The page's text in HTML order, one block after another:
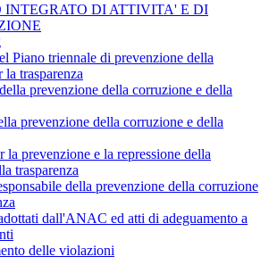
INTEGRATO DI ATTIVITA' E DI
Piano triennale di prevenzione della
trasparenza
prevenzione della corruzione e della
prevenzione della corruzione e della
la prevenzione e la repressione della
trasparenza
della prevenzione della corruzione
dall'ANAC ed atti di adeguamento a
delle violazioni